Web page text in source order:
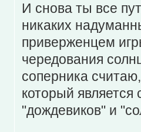
И снова ты все
никаких
приверженцем
чередования
соперника
который
"дождевиков" и